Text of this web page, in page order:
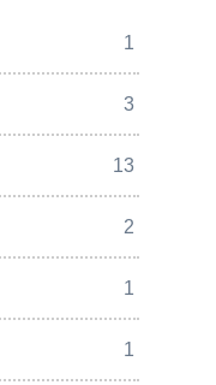
1
3
13
2
1
1